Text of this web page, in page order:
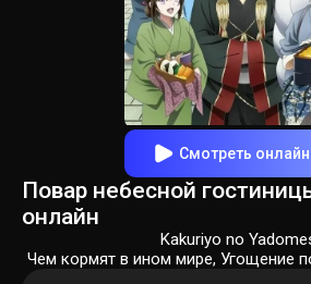
Смотреть онлайн
Повар небесной
онлайн
Kakuriyo no
Чем кормят в ином мире, Угощение